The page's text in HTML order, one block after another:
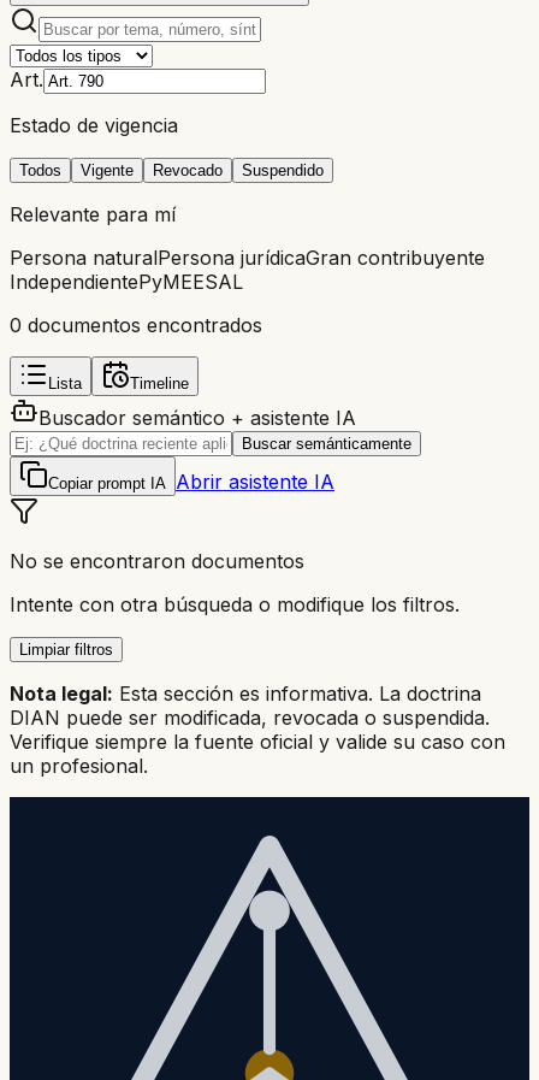
Art.
Estado de vigencia
Todos Vigente Revocado Suspendido
Relevante para mí
Persona naturalPersona jurídicaGran contribuyente
IndependientePyMEESAL
0 documentos encontrados
Lista Timeline
Buscador semántico + asistente IA
Buscar semánticamente
Copiar prompt IA Abrir asistente IA
No se encontraron documentos
Intente con otra búsqueda o modifique los filtros.
Limpiar filtros
Nota legal: Esta sección es informativa. La doctrina
DIAN puede ser modificada, revocada o suspendida.
Verifique siempre la fuente oficial y valide su caso con
un profesional.